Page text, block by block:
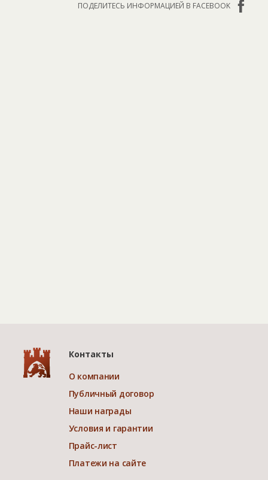
ПОДЕЛИТЕСЬ ИНФОРМАЦИЕЙ В FACEBOOK
Контакты
О компании
Публичный договор
Наши награды
Условия и гарантии
Прайс-лист
Платежи на сайте